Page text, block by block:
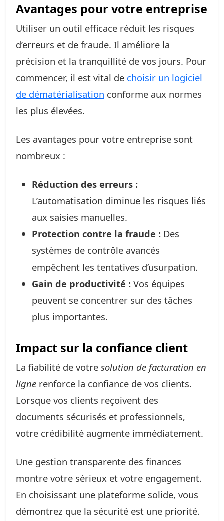
Avantages pour votre entreprise
Utiliser un outil efficace réduit les risques
d’erreurs et de fraude. Il améliore la
précision et la tranquillité de vos jours. Pour
commencer, il est vital de choisir un logiciel
de dématérialisation conforme aux normes
les plus élevées.
Les avantages pour votre entreprise sont
nombreux :
Réduction des erreurs :
L’automatisation diminue les risques liés
aux saisies manuelles.
Protection contre la fraude : Des
systèmes de contrôle avancés
empêchent les tentatives d’usurpation.
Gain de productivité : Vos équipes
peuvent se concentrer sur des tâches
plus importantes.
Impact sur la confiance client
La fiabilité de votre solution de facturation en
ligne renforce la confiance de vos clients.
Lorsque vos clients reçoivent des
documents sécurisés et professionnels,
votre crédibilité augmente immédiatement.
Une gestion transparente des finances
montre votre sérieux et votre engagement.
En choisissant une plateforme solide, vous
démontrez que la sécurité est une priorité.